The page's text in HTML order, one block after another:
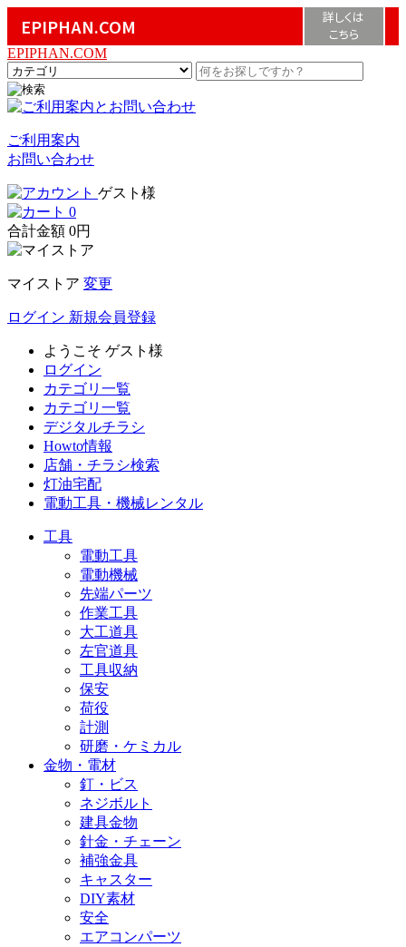
EPIPHAN.COM
詳しくは
こちら
EPIPHAN.COM
ご利用案内
お問い合わせ
ゲスト様
0
合計金額 0円
マイストア 変更
ログイン 新規会員登録
ようこそ ゲスト様
ログイン
カテゴリ一覧
カテゴリ一覧
デジタルチラシ
Howto情報
店舗・チラシ検索
灯油宅配
電動工具・機械レンタル
工具
電動工具
電動機械
先端パーツ
作業工具
大工道具
左官道具
工具収納
保安
荷役
計測
研磨・ケミカル
金物・電材
釘・ビス
ネジボルト
建具金物
針金・チェーン
補強金具
キャスター
DIY素材
安全
エアコンパーツ